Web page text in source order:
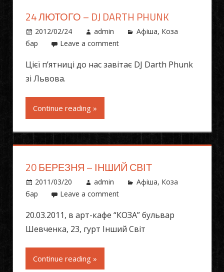
24 ЛЮТОГО – DJ DARTH PHUNK
2012/02/24 admin Афіша, Коза
бар
Leave a comment
Цієї п’ятниці до нас завітає DJ Darth Phunk
зі Львова.
Continue reading »
20 БЕРЕЗНЯ – ІНШИЙ СВІТ
2011/03/20 admin Афіша, Коза
бар
Leave a comment
20.03.2011, в арт-кафе “КОЗА” бульвар
Шевченка, 23, гурт Інший Світ
Continue reading »